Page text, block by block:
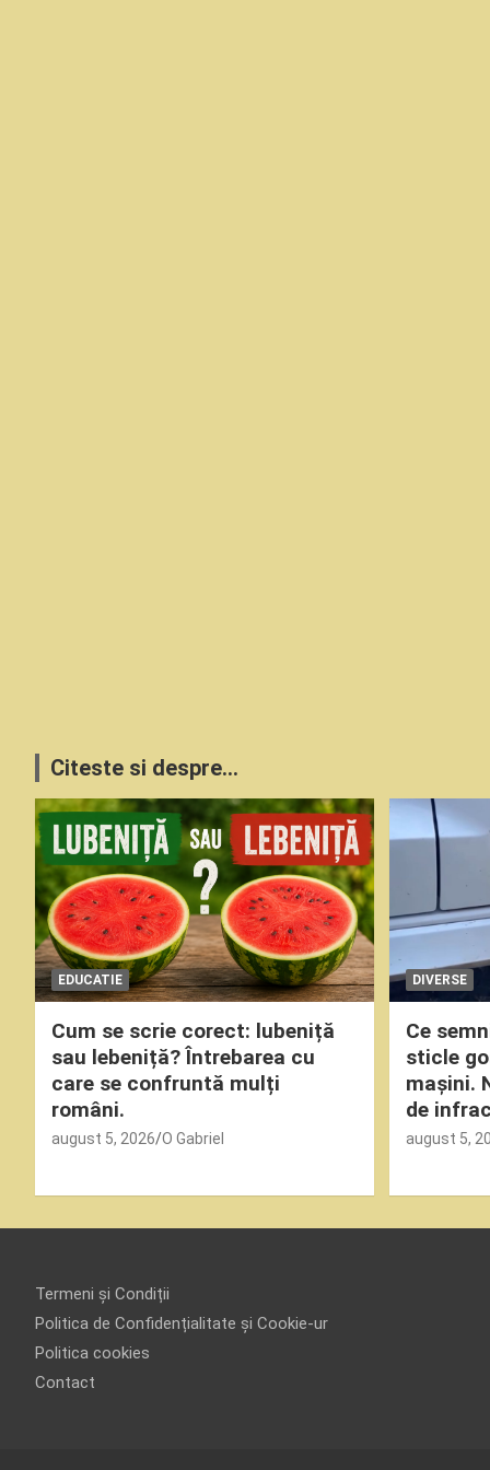
Citeste si despre...
EDUCATIE
Cum se scrie corect: lubeniță
sau lebeniță? Întrebarea cu
care se confruntă mulți
români.
august 5, 2026 O Gabriel
DIVERSE
Ce
sticle
mașini.
de
august 5,
Termeni și Condiții
Politica de Confidențialitate și Cookie-ur
Politica cookies
Contact